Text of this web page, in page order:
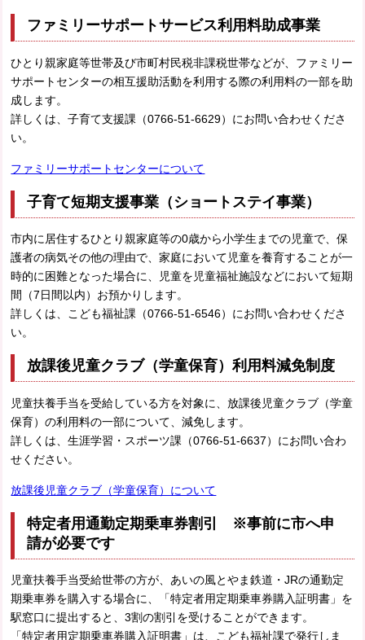
ファミリーサポートサービス利用料助成事業
ひとり親家庭等世帯及び市町村民税非課税世帯などが、ファミリー
サポートセンターの相互援助活動を利用する際の利用料の一部を助
成します。
詳しくは、子育て支援課（0766-51-6629）にお問い合わせくださ
い。
ファミリーサポートセンターについて
子育て短期支援事業（ショートステイ事業）
市内に居住するひとり親家庭等の0歳から小学生までの児童で、保
護者の病気その他の理由で、家庭において児童を養育することが一
時的に困難となった場合に、児童を児童福祉施設などにおいて短期
間（7日間以内）お預かりします。
詳しくは、こども福祉課（0766-51-6546）にお問い合わせくださ
い。
放課後児童クラブ（学童保育）利用料減免制度
児童扶養手当を受給している方を対象に、放課後児童クラブ（学童
保育）の利用料の一部について、減免します。
詳しくは、生涯学習・スポーツ課（0766-51-6637）にお問い合わ
せください。
放課後児童クラブ（学童保育）について
特定者用通勤定期乗車券割引 ※事前に市へ申
請が必要です
児童扶養手当受給世帯の方が、あいの風とやま鉄道・JRの通勤定
期乗車券を購入する場合に、「特定者用定期乗車券購入証明書」を
駅窓口に提出すると、3割の割引を受けることができます。
「特定者用定期乗車券購入証明書」は、こども福祉課で発行しま